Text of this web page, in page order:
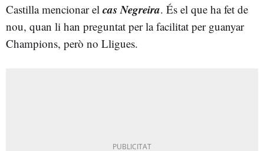
Castilla mencionar el cas Negreira. És el que ha fet de
nou, quan li han preguntat per la facilitat per guanyar
Champions, però no Lligues.